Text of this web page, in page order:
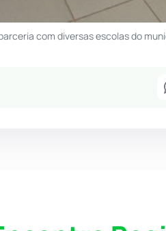
com diversas escolas do